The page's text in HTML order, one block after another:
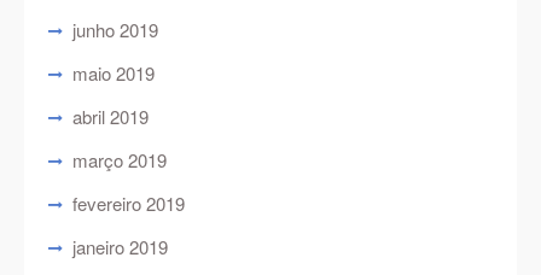
junho 2019
maio 2019
abril 2019
março 2019
fevereiro 2019
janeiro 2019